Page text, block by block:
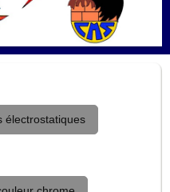
électrostatiques